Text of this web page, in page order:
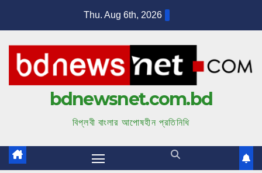
n
Thu. Aug 6th, 2026
bdnewsnet.com.bd
বিপ্লবী বাংলার আপোষহীন প্রতিনিধি